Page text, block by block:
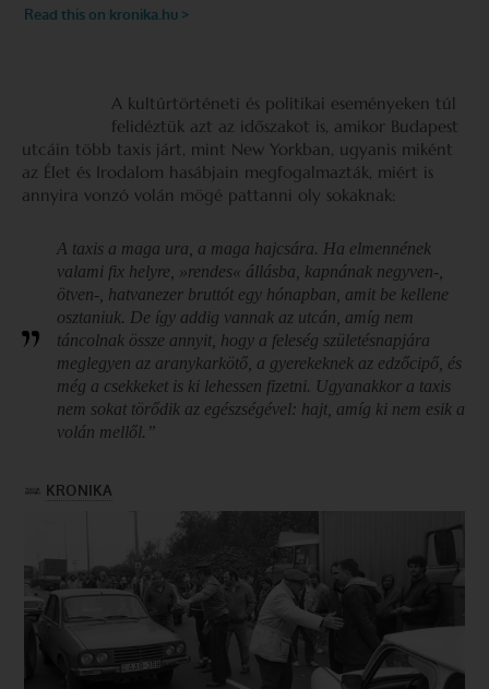
A kultúrtörténeti és politikai eseményeken túl
felidéztük azt az időszakot is, amikor Budapest
utcáin több taxis járt, mint New Yorkban, ugyanis miként
az Élet és Irodalom hasábjain megfogalmazták, miért is
annyira vonzó volán mögé pattanni oly sokaknak:
A taxis a maga ura, a maga hajcsára. Ha elmennének
valami fix helyre, »rendes« állásba, kapnának negyven-,
ötven-, hatvanezer bruttót egy hónapban, amit be kellene
osztaniuk. De így addig vannak az utcán, amíg nem
táncolnak össze annyit, hogy a feleség születésnapjára
meglegyen az arany­karkötő, a gyerekeknek az edzőcipő, és
még a csekkeket is ki lehessen fizetni. Ugyanakkor a taxis
nem sokat törődik az egészségével: hajt, amíg ki nem esik a
volán mellől.”